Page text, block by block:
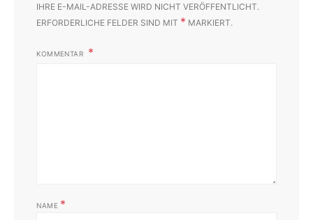
IHRE E-MAIL-ADRESSE WIRD NICHT VERÖFFENTLICHT.
ERFORDERLICHE FELDER SIND MIT * MARKIERT.
KOMMENTAR
NAME *